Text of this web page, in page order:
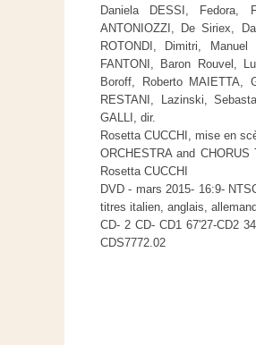
Daniela DESSI, Fedora,
ANTONIOZZI, De Siriex,
ROTONDI, Dimitri, Manuel
FANTONI, Baron Rouvel,
Boroff, Roberto MAIETTA,
RESTANI, Lazinski,
GALLI, dir.
Rosetta CUCCHI, mise en
ORCHESTRA and
Rosetta CUCCHI
DVD - mars 2015- 16:9-
titres italien, anglais,
CD- 2 CD- CD1 67'27-CD2
CDS7772.02